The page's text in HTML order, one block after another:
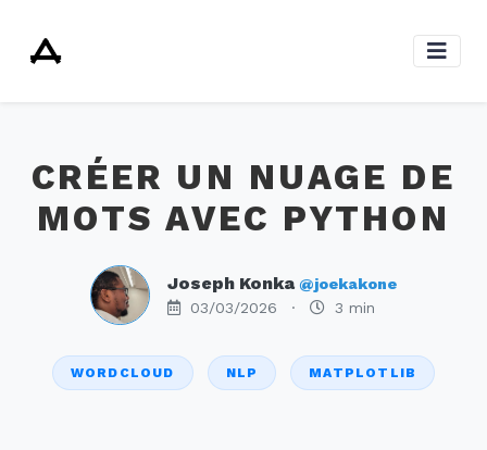
CRÉER UN NUAGE DE
MOTS AVEC PYTHON
Joseph Konka@joekakone
03/03/2026
· 3 min
WORDCLOUD NLP MATPLOTLIB